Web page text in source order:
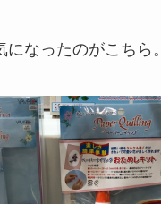
なったのがこちら。